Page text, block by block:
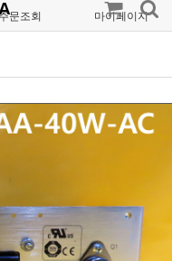
문조회 마이페이지